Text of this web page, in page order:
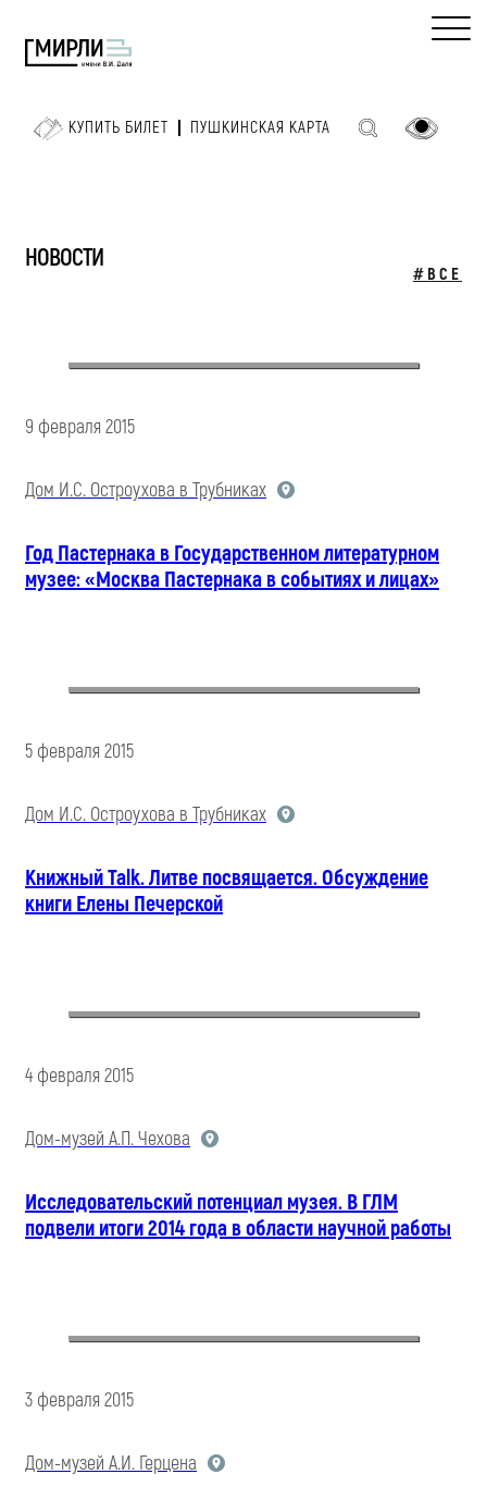
КУПИТЬ БИЛЕТ ПУШКИНСКАЯ КАРТА
НОВОСТИ
#ВСЕ
9 февраля 2015
Дом И.С. Остроухова в Трубниках
Год Пастернака в Государственном литературном
музее: «Москва Пастернака в событиях и лицах»
5 февраля 2015
Дом И.С. Остроухова в Трубниках
Книжный Talk. Литве посвящается. Обсуждение
книги Елены Печерской
4 февраля 2015
Дом-музей А.П. Чехова
Исследовательский потенциал музея. В ГЛМ
подвели итоги 2014 года в области научной работы
3 февраля 2015
Дом-музей А.И. Герцена